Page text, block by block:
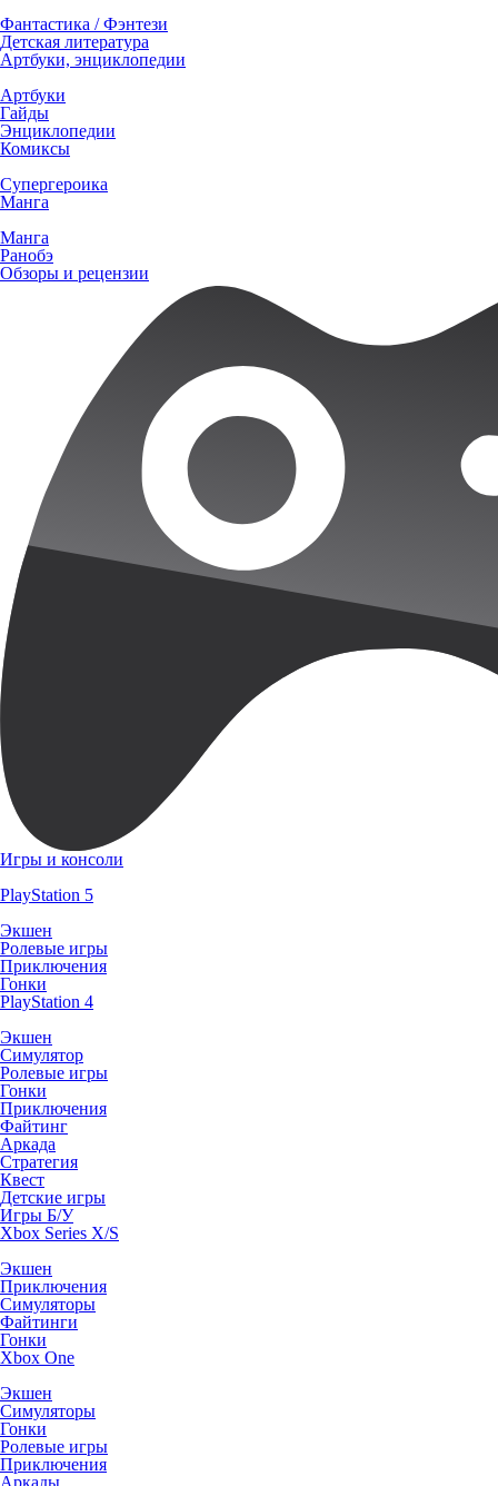
Фантастика / Фэнтези
Детская литература
Артбуки, энциклопедии
Артбуки
Гайды
Энциклопедии
Комиксы
Супергероика
Манга
Манга
Ранобэ
Обзоры и рецензии
Игры и консоли
PlayStation 5
Экшен
Ролевые игры
Приключения
Гонки
PlayStation 4
Экшен
Симулятор
Ролевые игры
Гонки
Приключения
Файтинг
Аркада
Стратегия
Квест
Детские игры
Игры Б/У
Xbox Series X/S
Экшен
Приключения
Симуляторы
Файтинги
Гонки
Xbox One
Экшен
Симуляторы
Гонки
Ролевые игры
Приключения
Аркады